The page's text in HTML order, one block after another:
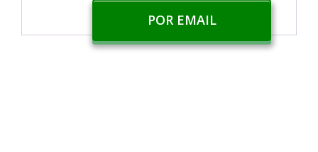
POR EMAIL